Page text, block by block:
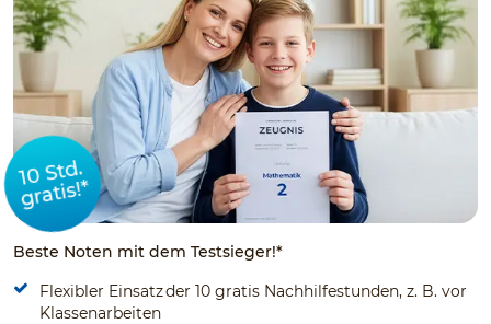
10 Std.
gratis!*
Beste Noten mit dem Testsieger!*
Flexibler Einsatz der 10 gratis Nachhilfestunden, z. B. vor
Klassenarbeiten